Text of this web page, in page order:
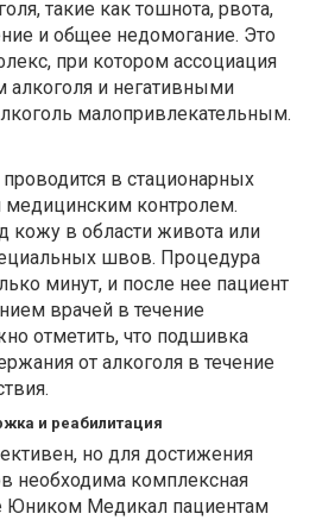
такие как тошнота, рвота,
и общее недомогание. Это
при котором ассоциация
и негативными
малопривлекательным.
в стационарных
медицинским контролем.
кожу в области живота или
швов. Процедура
минут, и после нее пациент
врачей в течение
отметить, что подшивка
от алкоголя в течение
и реабилитация
но для достижения
необходима комплексная
Юником Медикал пациентам